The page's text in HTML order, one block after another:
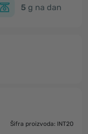
5 g na dan
Šifra proizvoda: INT20